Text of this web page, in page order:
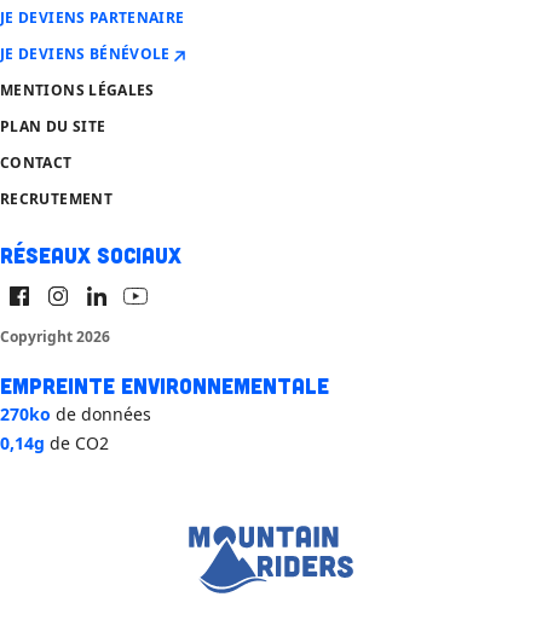
JE DEVIENS PARTENAIRE
JE DEVIENS BÉNÉVOLE
MENTIONS LÉGALES
PLAN DU SITE
CONTACT
RECRUTEMENT
Réseaux sociaux
Copyright 2026
Empreinte environnementale
270ko de données
0,14g de CO2